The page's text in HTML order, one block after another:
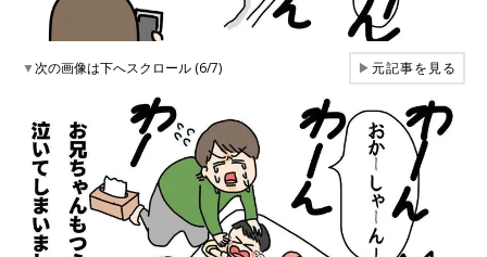
▼次の画像は下へスクロール (6/7) ▶元記事を見る